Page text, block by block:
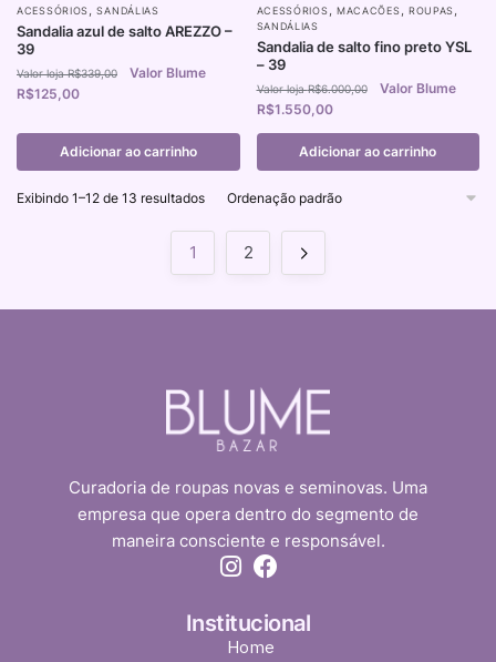
ACESSÓRIOS,SANDÁLIAS
Sandalia azul de salto AREZZO –
39
R$339,00
R$125,00
Adicionar ao carrinho
ACESSÓRIOS, MACACÕES, ROUPAS,
SANDÁLIAS
Sandalia de salto fino preto YSL
– 39
R$6.000,00
R$1.550,00
Adicionar ao carrinho
Exibindo 1–12 de 13 resultados
1 2
Curadoria de roupas novas e seminovas. Uma
empresa que opera dentro do segmento de
maneira consciente e responsável.
Institucional
Home